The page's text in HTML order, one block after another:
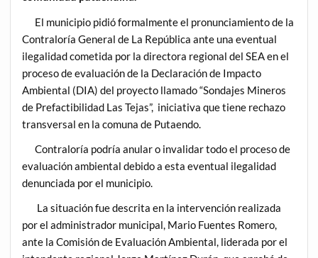
El municipio pidió formalmente el pronunciamiento de la
Contraloría General de La República ante una eventual
ilegalidad cometida por la directora regional del SEA en el
proceso de evaluación de la Declaración de Impacto
Ambiental (DIA) del proyecto llamado “Sondajes Mineros
de Prefactibilidad Las Tejas”, iniciativa que tiene rechazo
transversal en la comuna de Putaendo.
Contraloría podría anular o invalidar todo el proceso de
evaluación ambiental debido a esta eventual ilegalidad
denunciada por el municipio.
La situación fue descrita en la intervención realizada
por el administrador municipal, Mario Fuentes Romero,
ante la Comisión de Evaluación Ambiental, liderada por el